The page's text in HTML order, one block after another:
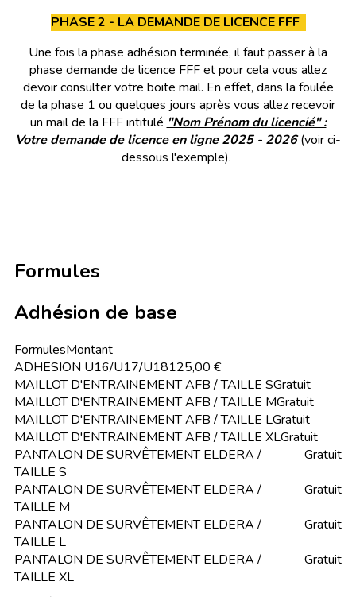
PHASE 2 - LA DEMANDE DE LICENCE FFF
Une fois la phase adhésion terminée, il faut passer à la
phase demande de licence FFF et pour cela vous allez
devoir consulter votre boite mail. En effet, dans la foulée
de la phase 1 ou quelques jours après vous allez recevoir
un mail de la FFF intitulé "Nom Prénom du licencié" :
Votre demande de licence en ligne 2025 - 2026(voir ci-
dessous l'exemple).
Formules
Adhésion de base
FormulesMontant
ADHESION U16/U17/U18125,00 €
MAILLOT D'ENTRAINEMENT AFB / TAILLE SGratuit
MAILLOT D'ENTRAINEMENT AFB / TAILLE MGratuit
MAILLOT D'ENTRAINEMENT AFB / TAILLE LGratuit
MAILLOT D'ENTRAINEMENT AFB / TAILLE XLGratuit
PANTALON DE SURVÊTEMENT ELDERA /
TAILLE S
Gratuit
PANTALON DE SURVÊTEMENT ELDERA /
TAILLE M
Gratuit
PANTALON DE SURVÊTEMENT ELDERA /
TAILLE L
Gratuit
PANTALON DE SURVÊTEMENT ELDERA /
TAILLE XL
Gratuit